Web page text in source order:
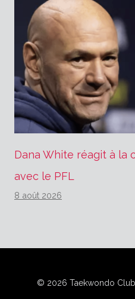
Dana White réagit à la
avec le PFL
8 août 2026
© 2026 Taekwondo